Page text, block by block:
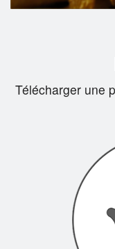
Télécharger une